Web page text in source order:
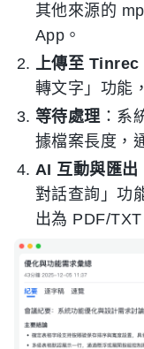
其他來源的
App。
上傳至 Tinrec
轉文字」功能
等待處理：系
據檔案長度，
AI 互動與匯出
對話查詢」功
出為 PDF/